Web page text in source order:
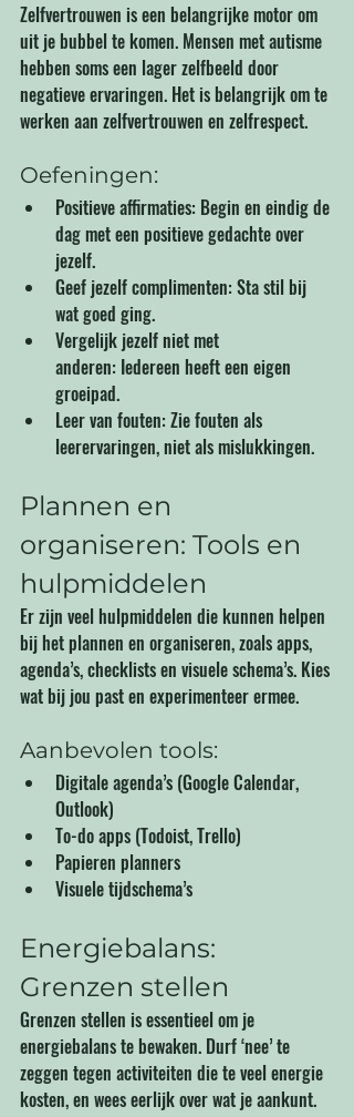
Zelfvertrouwen is een belangrijke motor om
uit je bubbel te komen. Mensen met autisme
hebben soms een lager zelfbeeld door
negatieve ervaringen. Het is belangrijk om te
werken aan zelfvertrouwen en zelfrespect.
Oefeningen:
Positieve affirmaties: Begin en eindig de
dag met een positieve gedachte over
jezelf.
Geef jezelf complimenten: Sta stil bij
wat goed ging.
Vergelijk jezelf niet met
anderen: Iedereen heeft een eigen
groeipad.
Leer van fouten: Zie fouten als
leerervaringen, niet als mislukkingen.
Plannen en
organiseren: Tools en
hulpmiddelen
Er zijn veel hulpmiddelen die kunnen helpen
bij het plannen en organiseren, zoals apps,
agenda’s, checklists en visuele schema’s. Kies
wat bij jou past en experimenteer ermee.
Aanbevolen tools:
Digitale agenda’s (Google Calendar,
Outlook)
To-do apps (Todoist, Trello)
Papieren planners
Visuele tijdschema’s
Energiebalans:
Grenzen stellen
Grenzen stellen is essentieel om je
energiebalans te bewaken. Durf ‘nee’ te
zeggen tegen activiteiten die te veel energie
kosten, en wees eerlijk over wat je aankunt.